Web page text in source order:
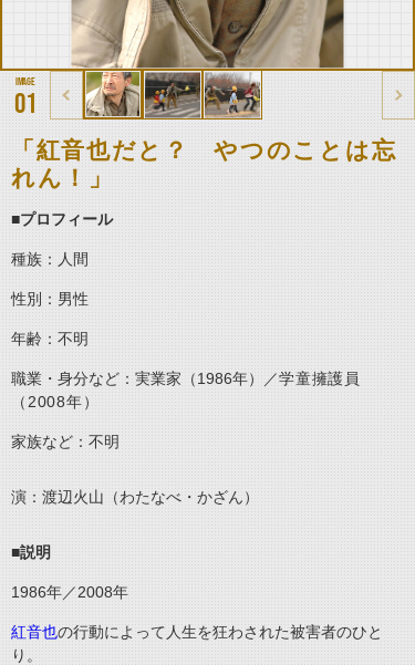
01
「紅音也だと？ やつのことは忘
れん！」
■プロフィール
種族：人間
性別：男性
年齢：不明
職業・身分など：実業家（1986年）／学童擁護員
（2008年）
家族など：不明
演：渡辺火山（わたなべ・かざん）
■説明
1986年／2008年
紅音也の行動によって人生を狂わされた被害者のひと
り。